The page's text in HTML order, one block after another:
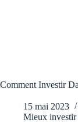
Comment Investir
15 mai 2023
Mieux investir